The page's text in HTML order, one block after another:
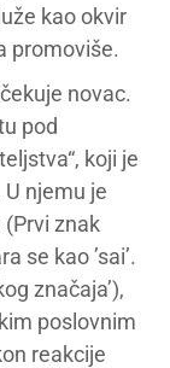
kao okvir
promoviše.
novac.
pod
koji je
U njemu je
znak
se kao ’sai’.
značaja’),
poslovnim
reakcije